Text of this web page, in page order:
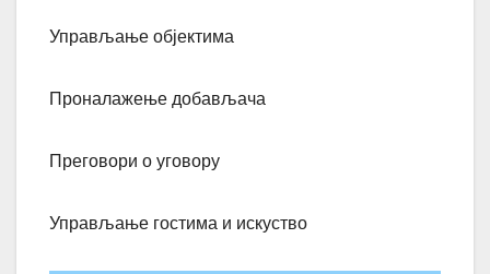
Управљање објектима
Проналажење добављача
Преговори о уговору
Управљање гостима и искуство